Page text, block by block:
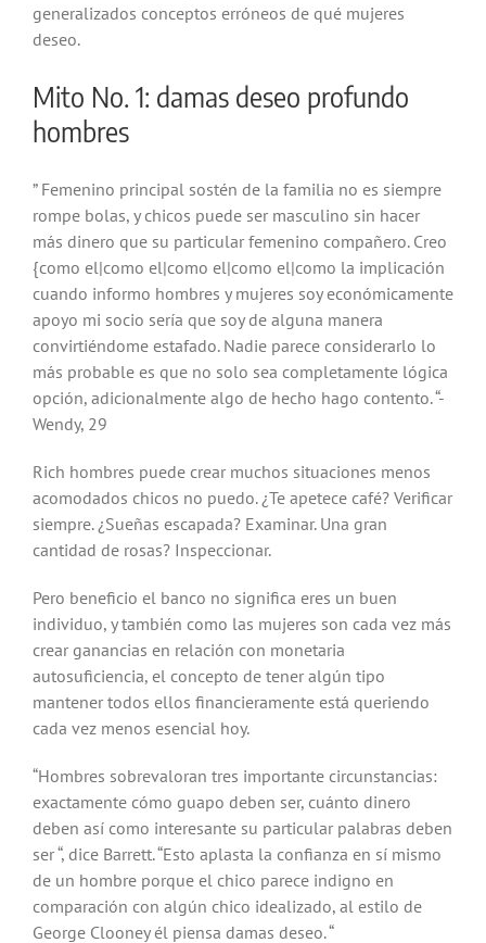
generalizados conceptos erróneos de qué mujeres
deseo.
Mito No. 1: damas deseo profundo
hombres
” Femenino principal sostén de la familia no es siempre
rompe bolas, y chicos puede ser masculino sin hacer
más dinero que su particular femenino compañero. Creo
{como el|como el|como el|como el|como la implicación
cuando informo hombres y mujeres soy económicamente
apoyo mi socio sería que soy de alguna manera
convirtiéndome estafado. Nadie parece considerarlo lo
más probable es que no solo sea completamente lógica
opción, adicionalmente algo de hecho hago contento. “-
Wendy, 29
Rich hombres puede crear muchos situaciones menos
acomodados chicos no puedo. ¿Te apetece café? Verificar
siempre. ¿Sueñas escapada? Examinar. Una gran
cantidad de rosas? Inspeccionar.
Pero beneficio el banco no significa eres un buen
individuo, y también como las mujeres son cada vez más
crear ganancias en relación con monetaria
autosuficiencia, el concepto de tener algún tipo
mantener todos ellos financieramente está queriendo
cada vez menos esencial hoy.
“Hombres sobrevaloran tres importante circunstancias:
exactamente cómo guapo deben ser, cuánto dinero
deben así como interesante su particular palabras deben
ser “, dice Barrett. “Esto aplasta la confianza en sí mismo
de un hombre porque el chico parece indigno en
comparación con algún chico idealizado, al estilo de
George Clooney él piensa damas deseo. “